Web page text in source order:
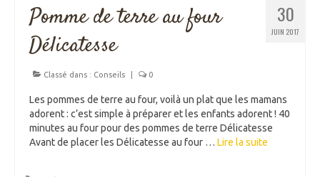
30
JUIN 2017
Pomme de terre au four
Délicatesse
Classé dans : Conseils 0
Les pommes de terre au four, voilà un plat que les mamans
adorent : c’est simple à préparer et les enfants adorent ! 40
minutes au four pour des pommes de terre Délicatesse
Avant de placer les Délicatesse au four … Lire la suite­­